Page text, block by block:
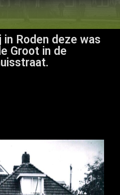
in Roden deze was
Groot in de